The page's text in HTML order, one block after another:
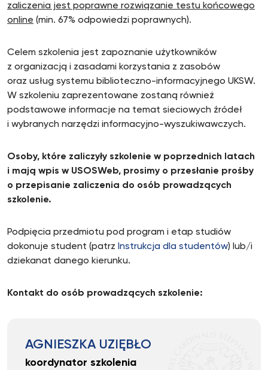
zaliczenia jest poprawne rozwiązanie testu końcowego
online (min. 67% odpowiedzi poprawnych).
Celem szkolenia jest zapoznanie użytkowników
z organizacją i zasadami korzystania z zasobów
oraz usług systemu biblioteczno-informacyjnego UKSW.
W szkoleniu zaprezentowane zostaną również
podstawowe informacje na temat sieciowych źródeł
i wybranych narzędzi informacyjno-wyszukiwawczych.
Osoby, które zaliczyły szkolenie w poprzednich latach
i mają wpis w USOSWeb, prosimy o przesłanie prośby
o przepisanie zaliczenia do osób prowadzących
szkolenie.
Podpięcia przedmiotu pod program i etap studiów
dokonuje student (patrz Instrukcja dla studentów) lub/i
dziekanat danego kierunku.
Kontakt do osób prowadzących szkolenie:
AGNIESZKA UZIĘBŁO
koordynator szkolenia